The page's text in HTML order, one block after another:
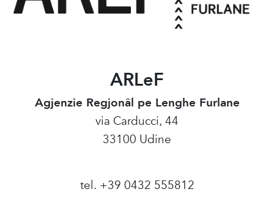
ARLeF
Agjenzie Regjonâl pe Lenghe Furlane
via Carducci, 44
33100 Udine
tel. +39 0432 555812